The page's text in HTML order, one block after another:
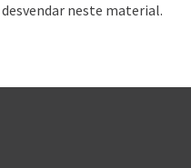
neste material.